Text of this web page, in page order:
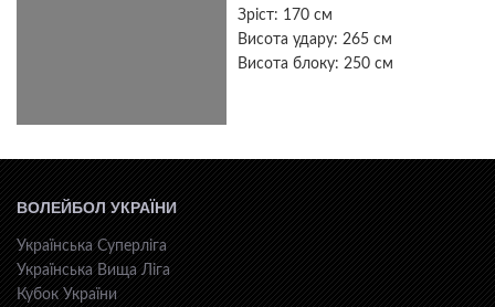
Зріст: 170 см
Висота удару: 265 см
Висота блоку: 250 см
ВОЛЕЙБОЛ УКРАЇНИ
Українська Суперліга
Українська Вища Ліга
Кубок України